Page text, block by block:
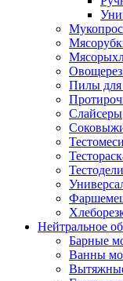
Пилы для
Слайсеры
Нейтральное
Барные
Ванны